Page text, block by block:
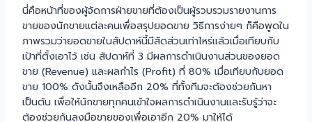
นี่คือหน้าที่ของผู้จัดการฝ่ายขายที่ต้องเป็นผู้รวบรวมรายงานการ
ขายของนักขายแต่ละคนเพื่อสรุปยอดขาย วิธีการง่ายๆ ก็คือพูดใน
ภาพรวมว่ายอดขายในสัปดาห์นี้มีสัดส่วนเท่าไหร่แล้วเมื่อเทียบกับ
เป้าที่ตั้งเอาไว้ เช่น สัปดาห์ที่ 3 มีผลการดำเนินงานส่วนของยอด
ขาย (Revenue) และผลกำไร (Profit) ที่ 80% เมื่อเทียบกับยอด
ขาย 100% ดังนั้นจึงเหลืออีก 20% ที่ทั้งทีมจะต้องช่วยกันหา
เป็นต้น เพื่อให้นักขายทุกคนเข้าใจผลการดำเนินงานและรับรู้ว่าจะ
ต้องช่วยกันลงมือขายของเพื่อเอาอีก 20% มาให้ได้